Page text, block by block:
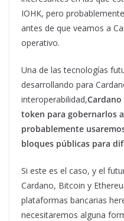
IOHK, pero
antes de que veamos a
operativo.
Una de las tecnologías
desarrollando para
interoperabilidad,
token para gobernarlos
probablemente
bloques públicas para
Si este es el caso, y el
Cardano, Bitcoin y
plataformas bancarias
necesitaremos alguna